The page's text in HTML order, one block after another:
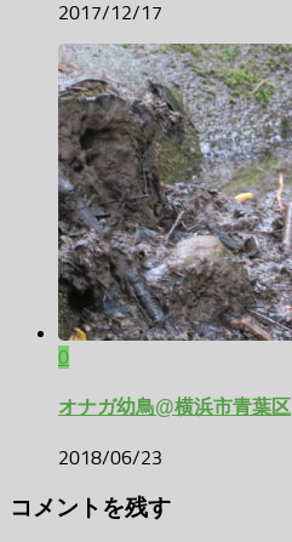
2017/12/17
0
オナガ幼鳥@横浜市青葉区
2018/06/23
コメントを残す